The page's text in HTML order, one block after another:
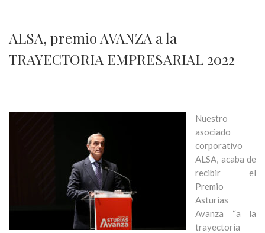
ALSA, premio AVANZA a la
TRAYECTORIA EMPRESARIAL 2022
Nuestro
asociado
corporativo
ALSA, acaba de
recibir el
Premio
Asturias
Avanza “a la
trayectoria